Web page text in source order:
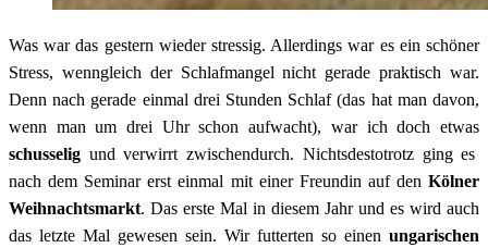
Was war das gestern wieder stressig. Allerdings war es ein schöner
Stress, wenngleich der Schlafmangel nicht gerade praktisch war.
Denn nach gerade einmal drei Stunden Schlaf (das hat man davon,
wenn man um drei Uhr schon aufwacht), war ich doch etwas
schusselig und verwirrt zwischendurch. Nichtsdestotrotz ging es
nach dem Seminar erst einmal mit einer Freundin auf den Kölner
Weihnachtsmarkt. Das erste Mal in diesem Jahr und es wird auch
das letzte Mal gewesen sein. Wir futterten so einen ungarischen